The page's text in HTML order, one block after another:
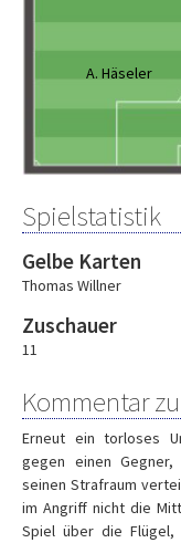
A. Häseler
Spielstatistik
Gelbe Karten
Thomas Willner
Zuschauer
11
Kommentar
Erneut ein torloses
gegen einen
seinen Strafraum
im Angriff nicht die
Spiel über die